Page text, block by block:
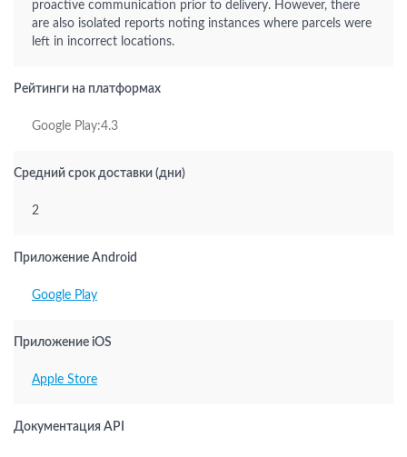
proactive communication prior to delivery. However, there
are also isolated reports noting instances where parcels were
left in incorrect locations.
Рейтинги на платформах
Google Play:4.3
Средний срок доставки (дни)
2
Приложение Android
Google Play
Приложение iOS
Apple Store
Документация API